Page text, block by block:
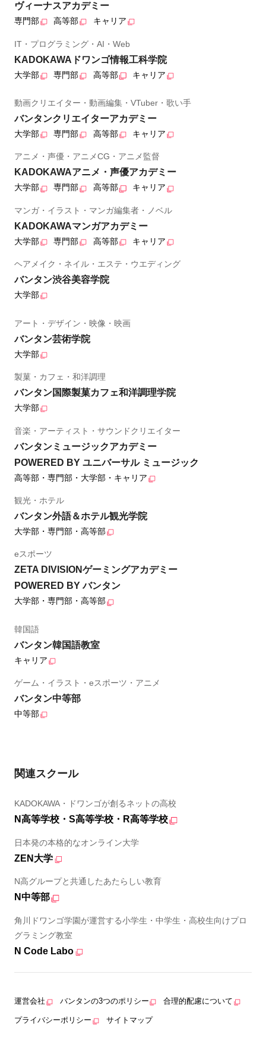
ヴィーナスアカデミー
専門部 高等部 キャリア
IT・プログラミング・AI・Web
KADOKAWAドワンゴ情報工科学院
大学部 専門部 高等部 キャリア
動画クリエイター・動画編集・VTuber・歌い手
バンタンクリエイターアカデミー
大学部 専門部 高等部 キャリア
アニメ・声優・アニメCG・アニメ監督
KADOKAWAアニメ・声優アカデミー
大学部 専門部 高等部 キャリア
マンガ・イラスト・マンガ編集者・ノベル
KADOKAWAマンガアカデミー
大学部 専門部 高等部 キャリア
ヘアメイク・ネイル・エステ・ウエディング
バンタン渋谷美容学院
大学部
アート・デザイン・映像・映画
バンタン芸術学院
大学部
製菓・カフェ・和洋調理
バンタン国際製菓カフェ和洋調理学院
大学部
音楽・アーティスト・サウンドクリエイター
バンタンミュージックアカデミー
POWERED BY ユニバーサル ミュージック
高等部・専門部・大学部・キャリア
観光・ホテル
バンタン外語＆ホテル観光学院
大学部・専門部・高等部
eスポーツ
ZETA DIVISIONゲーミングアカデミー
POWERED BY バンタン
大学部・専門部・高等部
韓国語
バンタン韓国語教室
キャリア
ゲーム・イラスト・eスポーツ・アニメ
バンタン中等部
中等部
関連スクール
KADOKAWA・ドワンゴが創るネットの高校
N高等学校・S高等学校・R高等学校
日本発の本格的なオンライン大学
ZEN大学
N高グループと共通したあたらしい教育
N中等部
角川ドワンゴ学園が運営する小学生・中学生・高校生向けプロ
グラミング教室
N Code Labo
運営会社 バンタンの3つのポリシー 合理的配慮について
プライバシーポリシー サイトマップ